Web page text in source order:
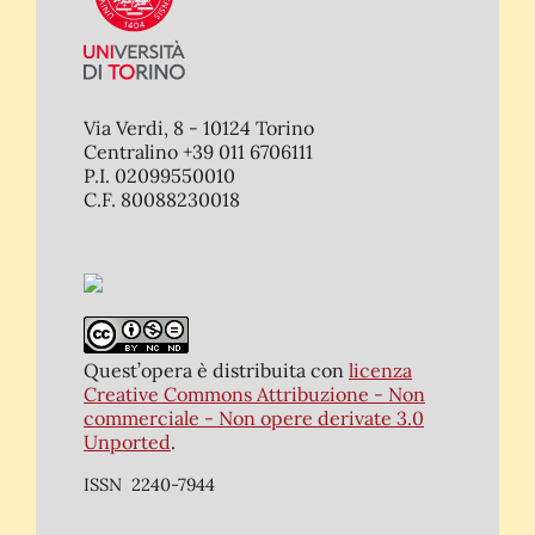
Via Verdi, 8 - 10124 Torino
Centralino +39 011 6706111
P.I. 02099550010
C.F. 80088230018
Quest’opera è distribuita con licenza
Creative Commons Attribuzione - Non
commerciale - Non opere derivate 3.0
Unported.
ISSN 2240-7944